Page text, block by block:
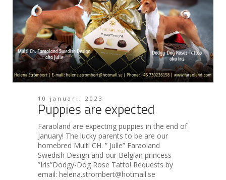
10 januari, 2023
Puppies are expected
Faraoland are expecting puppies in the end of
January! The lucky parents to be are our
homebred Multi CH. ” Julle” Faraoland
Swedish Design and our Belgian princess
”Iris”Dodgy-Dog Rose Tatto! Requests by
email: helena.strombert@hotmail.se